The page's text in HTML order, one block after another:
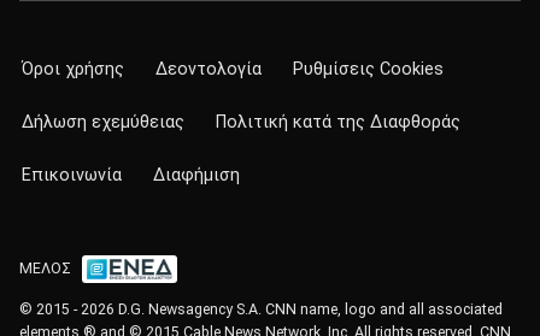
Όροι χρήσης Δεοντολογία Ρυθμίσεις Cookies
Δήλωση εχεμύθειας Πολιτική κατά της Διαφθοράς
Επικοινωνία Διαφήμιση
ΜΕΛΟΣ
© 2015 - 2026 D.G. Newsagency S.A. CNN name, logo and all associated